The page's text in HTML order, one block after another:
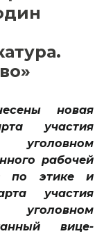
новая
участия
рабочей
по этике и
участия
вице-